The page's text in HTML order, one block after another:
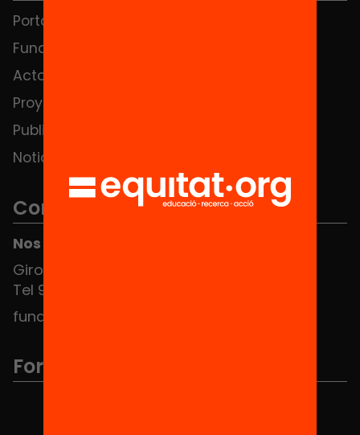
Portada
Fundación
Actos
Proyectos
Publicaciones y vídeos
Noticias
Contacto
Nos puedes encontrar en el HUB Social
Girona 34, interior 08010 Barcelona
Tel 934 588 700
fundacio@equitat.org
Formamos parte de...